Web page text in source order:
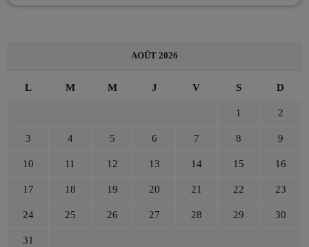
AOÛT 2026
L M M J V S D
1 2
3 4 5 6 7 8 9
10 11 12 13 14 15 16
17 18 19 20 21 22 23
24 25 26 27 28 29 30
31